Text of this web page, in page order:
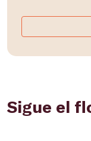
Sigue el